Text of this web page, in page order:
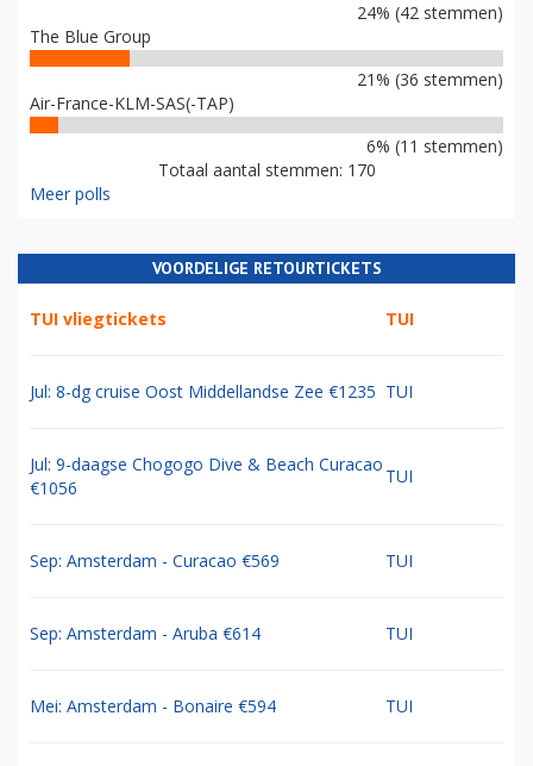
24% (42 stemmen)
The Blue Group
21% (36 stemmen)
Air-France-KLM-SAS(-TAP)
6% (11 stemmen)
Totaal aantal stemmen: 170
Meer polls
VOORDELIGE RETOURTICKETS
TUI vliegtickets TUI
Jul: 8-dg cruise Oost Middellandse Zee €1235 TUI
Jul: 9-daagse Chogogo Dive & Beach Curacao
€1056
TUI
Sep: Amsterdam - Curacao €569 TUI
Sep: Amsterdam - Aruba €614 TUI
Mei: Amsterdam - Bonaire €594 TUI